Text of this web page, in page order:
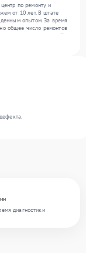
по ремонту и
от 10 лет. В штате
опытом. За время
общее число ремонтов
более 300 обращений,
высокий
диагностики